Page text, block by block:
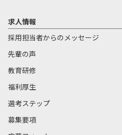
求人情報
採用担当者からのメッセージ
先輩の声
教育研修
福利厚生
選考ステップ
募集要項